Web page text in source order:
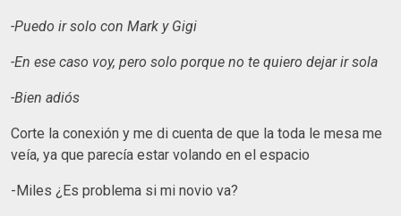
-Puedo ir solo con Mark y Gigi
-En ese caso voy, pero solo porque no te quiero dejar ir sola
-Bien adiós
Corte la conexión y me di cuenta de que la toda le mesa me
veía, ya que parecía estar volando en el espacio
-Miles ¿Es problema si mi novio va?